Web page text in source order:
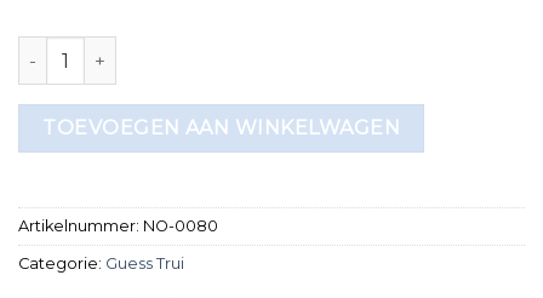
guess trui aantal
TOEVOEGEN AAN WINKELWAGEN
Artikelnummer: NO-0080
Categorie: Guess Trui